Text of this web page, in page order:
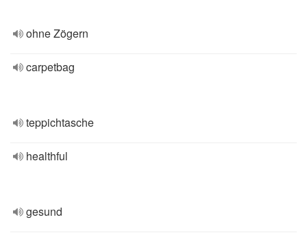
ohne Zögern
carpetbag
teppichtasche
healthful
gesund